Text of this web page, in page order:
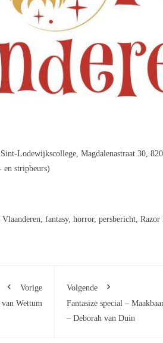
Lodewijkscollege, Magdalenastraat 30,
en stripbeurs)
Vlaanderen, fantasy, horror, persbericht, Razor
Vorige
Wettum
Volgende
Fantasize special –
– Deborah van Duin